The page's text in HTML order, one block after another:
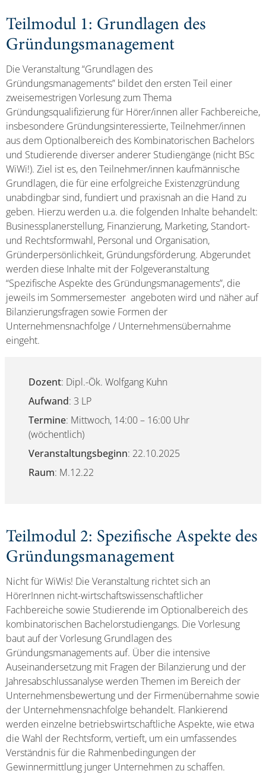
Teilmodul 1: Grundlagen des
Gründungsmanagement
Die Veranstaltung “Grundlagen des
Gründungsmanagements” bildet den ersten Teil einer
zweisemestrigen Vorlesung zum Thema
Gründungsqualifizierung für Hörer/innen aller Fachbereiche,
insbesondere Gründungsinteressierte, Teilnehmer/innen
aus dem Optionalbereich des Kombinatorischen Bachelors
und Studierende diverser anderer Studiengänge (nicht BSc
WiWi!). Ziel ist es, den Teilnehmer/innen kaufmännische
Grundlagen, die für eine erfolgreiche Existenzgründung
unabdingbar sind, fundiert und praxisnah an die Hand zu
geben. Hierzu werden u.a. die folgenden Inhalte behandelt:
Businessplanerstellung, Finanzierung, Marketing, Standort-
und Rechtsformwahl, Personal und Organisation,
Gründerpersönlichkeit, Gründungsförderung. Abgerundet
werden diese Inhalte mit der Folgeveranstaltung
“Spezifische Aspekte des Gründungsmanagements”, die
jeweils im Sommersemester angeboten wird und näher auf
Bilanzierungsfragen sowie Formen der
Unternehmensnachfolge / Unternehmensübernahme
eingeht.
Dozent: Dipl.-Ök. Wolfgang Kuhn
Aufwand: 3 LP
Termine: Mittwoch, 14:00 – 16:00 Uhr
(wöchentlich)
Veranstaltungsbeginn: 22.10.2025
Raum: M.12.22
Teilmodul 2: Spezifische Aspekte des
Gründungsmanagement
Nicht für WiWis! Die Veranstaltung richtet sich an
HörerInnen nicht-wirtschaftswissenschaftlicher
Fachbereiche sowie Studierende im Optionalbereich des
kombinatorischen Bachelorstudiengangs. Die Vorlesung
baut auf der Vorlesung Grundlagen des
Gründungsmanagements auf. Über die intensive
Auseinandersetzung mit Fragen der Bilanzierung und der
Jahresabschlussanalyse werden Themen im Bereich der
Unternehmensbewertung und der Firmenübernahme sowie
der Unternehmensnachfolge behandelt. Flankierend
werden einzelne betriebswirtschaftliche Aspekte, wie etwa
die Wahl der Rechtsform, vertieft, um ein umfassendes
Verständnis für die Rahmenbedingungen der
Gewinnermittlung junger Unternehmen zu schaffen.